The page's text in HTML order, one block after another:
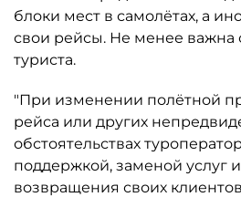
блоки мест в самолётах, а
свои рейсы. Не менее важна
туриста.
"При изменении полётной
рейса или других
обстоятельствах
поддержкой, заменой услуг
возвращения своих